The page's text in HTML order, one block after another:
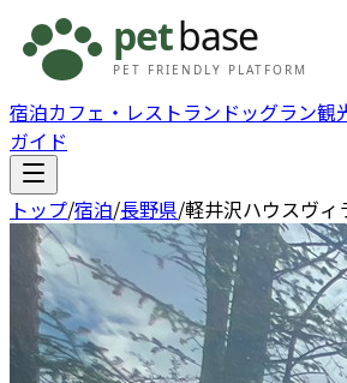
宿泊カフェ・レストラン ドッグラン観
ガイド
トップ/宿泊/長野県/軽井沢ハウスヴィ